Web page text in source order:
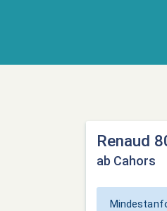
Renaud
ab Cahors